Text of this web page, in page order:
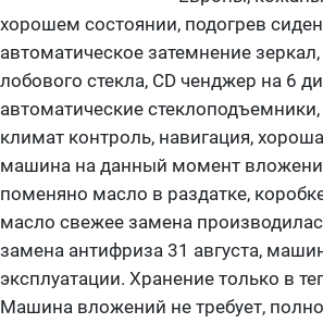
хорошем состоянии, подогрев
автоматическое затемнение
лобового стекла, CD ченджер на 6
автоматические
климат контроль, навигация,
машина на данный момент
поменяно масло в раздатке,
масло свежее замена
замена антифриза 31 августа,
эксплуатации. Хранение только в
Машина вложений не требует,